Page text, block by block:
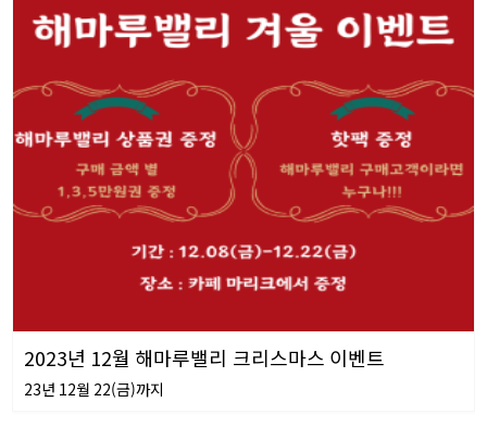
2023년 12월 해마루밸리 크리스마스 이벤트
23년 12월 22(금)까지